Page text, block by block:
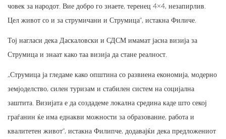
човек за народот. Вие добро го знаете, теренец 4×4, незапирлив.
Цел живот со и за струмичани и Струмица“, истакна Филиче.
Тој нагласи дека Даскаловски и СДСМ имамат јасна визија за
Струмица и знаат како таа визија да стане реалност.
„Струмица ја гледаме како општина со развиена економија, модерно
земјоделство, силен туризам и стабилен систем на социјална
заштита. Визијата е да создадеме локална средина каде што секој
граѓанин ќе има еднакви можности за образование, работа и
квалитетен живот“, истакна Филипче, додавајќи дека предложениот